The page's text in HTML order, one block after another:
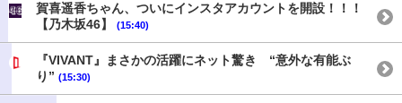
賀喜遥香ちゃん、ついにインスタアカウントを開設！！！
【乃木坂46】
(15:40)
『VIVANT』まさかの活躍にネット驚き “意外な有能ぶ
り” (15:30)